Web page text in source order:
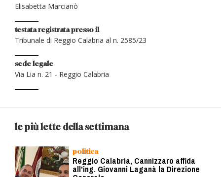
Elisabetta Marcianò
testata registrata presso il
Tribunale di Reggio Calabria al n. 2585/23
sede legale
Via Lia n. 21 - Reggio Calabria
le più lette della settimana
politica
Reggio Calabria, Cannizzaro affida
all'ing. Giovanni Laganà la Direzione